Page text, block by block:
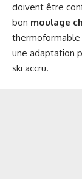
doivent être
bon moulage
thermoformable
une adaptation
ski accru.